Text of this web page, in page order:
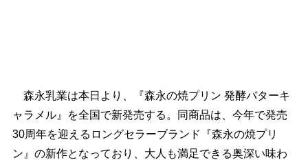
森永乳業は本日より、『森永の焼プリン 発酵バターキ
ャラメル』を全国で新発売する。同商品は、今年で発売
30周年を迎えるロングセラーブランド『森永の焼プリ
ン』の新作となっており、大人も満足できる奥深い味わ